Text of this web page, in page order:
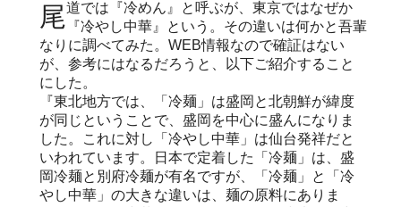
尾道では『冷めん』と呼ぶが、東京ではなぜか
『冷やし中華』という。その違いは何かと吾輩
なりに調べてみた。WEB情報なので確証はない
が、参考にはなるだろうと、以下ご紹介すること
にした。
『東北地方では、「冷麺」は盛岡と北朝鮮が緯度
が同じということで、盛岡を中心に盛んになりま
した。これに対し「冷やし中華」は仙台発祥だと
いわれています。日本で定着した「冷麺」は、盛
岡冷麺と別府冷麺が有名ですが、「冷麺」と「冷
やし中華」の大きな違いは、麺の原料にありま